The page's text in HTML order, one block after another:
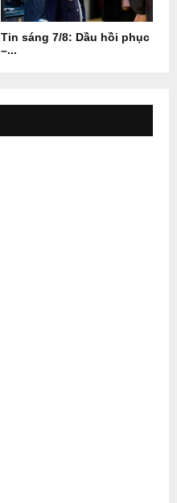
Tin sáng 7/8: Dầu hồi phục
–...